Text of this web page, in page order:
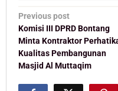
Post
navigation
Previous post
Komisi III DPRD Bontang
Minta Kontraktor
Kualitas Pembangunan
Masjid Al Muttaqim